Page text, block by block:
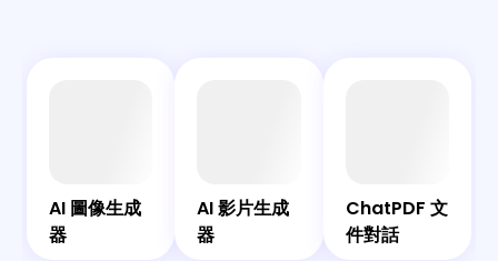
AI 圖像生成
器
AI 影片生成
器
ChatPDF 文
件對話
生
成
片
生
文件對話